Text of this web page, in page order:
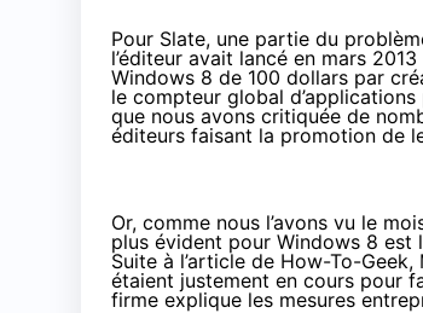
Pour Slate, une partie du
l’éditeur avait lancé en mars
Windows 8 de 100 dollars par
le compteur global
que nous avons critiquée de
éditeurs faisant la promotion de
Or, comme nous l’avons vu le
plus évident pour Windows 8 est
Suite à l’article de How-To-
étaient justement en cours pour
firme explique les mesures